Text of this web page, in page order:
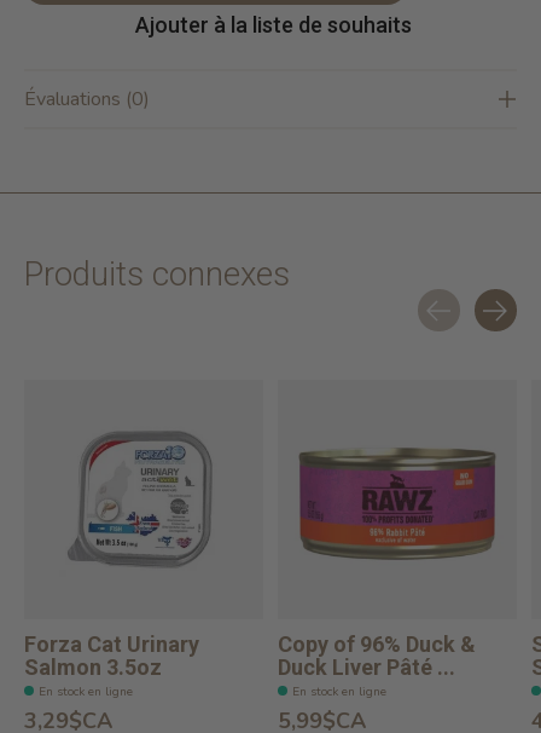
Ajouter à la liste de souhaits
Évaluations (0)
Produits connexes
Forza Cat Urinary
Salmon 3.5oz
En stock en ligne
3,29$CA
Copy of 96% Duck &
Duck Liver Pâté ...
En stock en ligne
5,99$CA